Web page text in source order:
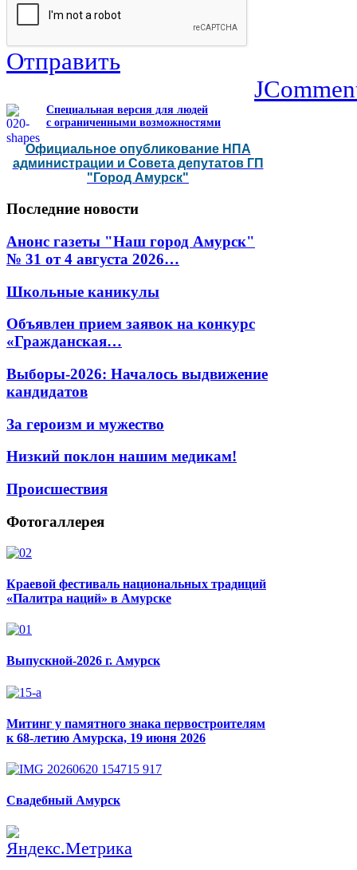
Отправить
Специальная версия для людей
с ограниченными возможностями
Официальное опубликование НПА
администрации и Совета депутатов ГП
"Город Амурск"
Последние новости
Анонс газеты "Наш город Амурск"
№ 31 от 4 августа 2026…
Школьные каникулы
Объявлен прием заявок на конкурс
«Гражданская…
Выборы-2026: Началось выдвижение
кандидатов
За героизм и мужество
Низкий поклон нашим медикам!
Происшествия
Фотогаллерея
Краевой фестиваль национальных традиций
«Палитра наций» в Амурске
Выпускной-2026 г. Амурск
Митинг у памятного знака первостроителям
к 68-летию Амурска, 19 июня 2026
Свадебный Амурск